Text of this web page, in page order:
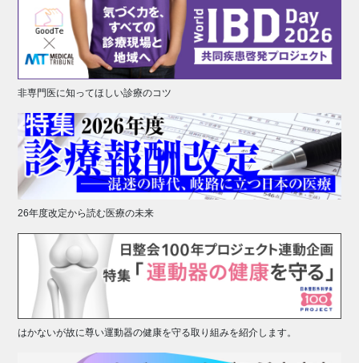
非専門医に知ってほしい診療のコツ
26年度改定から読む医療の未来
はかないが故に尊い運動器の健康を守る取り組みを紹介します。